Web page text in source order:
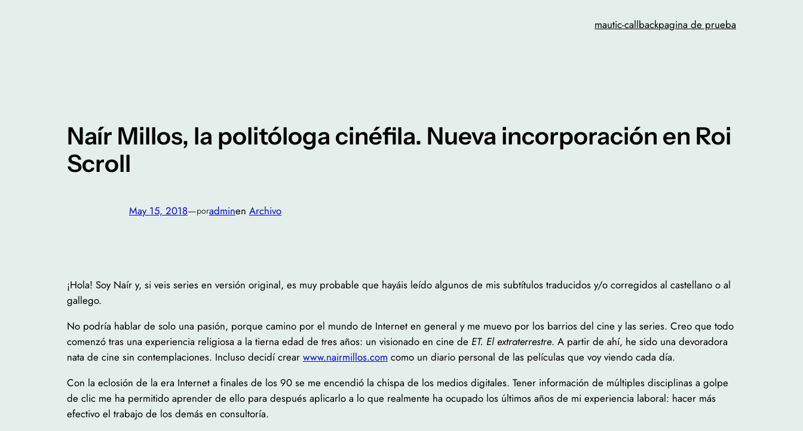
mautic-callbackpagina de prueba
Naír Millos, la politóloga cinéfila. Nueva incorporación en Roi
Scroll
May 15, 2018—poradminen Archivo
¡Hola! Soy Naír y, si veis series en versión original, es muy probable que hayáis leído algunos de mis subtítulos traducidos y/o corregidos al castellano o al
gallego.
No podría hablar de solo una pasión, porque camino por el mundo de Internet en general y me muevo por los barrios del cine y las series. Creo que todo
comenzó tras una experiencia religiosa a la tierna edad de tres años: un visionado en cine de ET. El extraterrestre. A partir de ahí, he sido una devoradora
nata de cine sin contemplaciones. Incluso decidí crear www.nairmillos.com como un diario personal de las películas que voy viendo cada día.
Con la eclosión de la era Internet a finales de los 90 se me encendió la chispa de los medios digitales. Tener información de múltiples disciplinas a golpe
de clic me ha permitido aprender de ello para después aplicarlo a lo que realmente ha ocupado los últimos años de mi experiencia laboral: hacer más
efectivo el trabajo de los demás en consultoría.